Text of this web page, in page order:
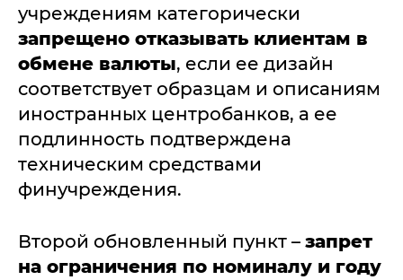
учреждениям категорически
запрещено отказывать клиентам в
обмене валюты, если ее дизайн
соответствует образцам и описаниям
иностранных центробанков, а ее
подлинность подтверждена
техническим средствами
финучреждения.
Второй обновленный пункт – запрет
на ограничения по номиналу и году